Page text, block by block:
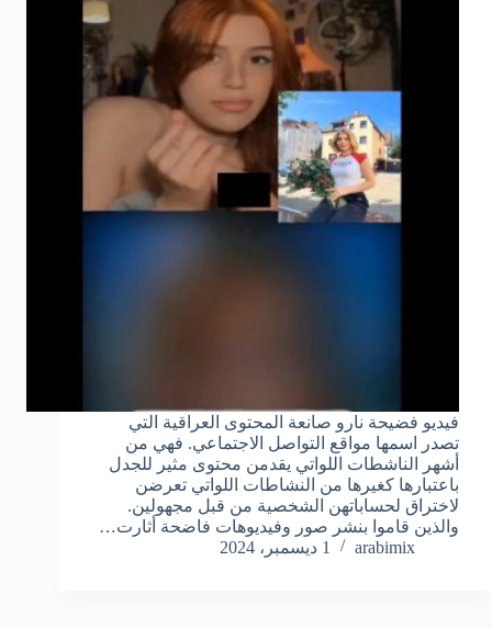
فيديو فضيحة نارو صانعة المحتوى العراقية التي
تصدر اسمها مواقع التواصل الاجتماعي. فهي من
أشهر الناشطات اللواتي يقدمن محتوى مثير للجدل
باعتبارها كغيرها من النشاطات اللواتي تعرضن
لاختراق لحساباتهن الشخصية من قبل مجهولين.
والذين قاموا بنشر صور وفيديوهات فاضحة أثارت…
arabimix
1 ديسمبر، 2024